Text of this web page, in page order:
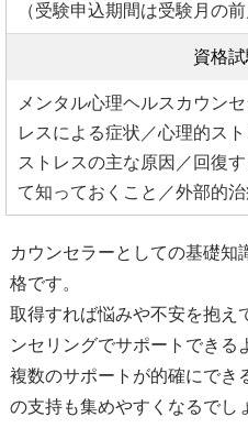
（受験申込期間は受験月の前
資格
メンタル心理ヘルスカウン
レスによる症状／心理的ス
ストレスの主な原因／回復
て知っておくこと／外部的
カウンセラーとしての基礎知
格です。
取得すれば悩みや不安を抱え
ンセリングでサポートできる
複数のサポートが的確にでき
の支持も集めやすくなるでし